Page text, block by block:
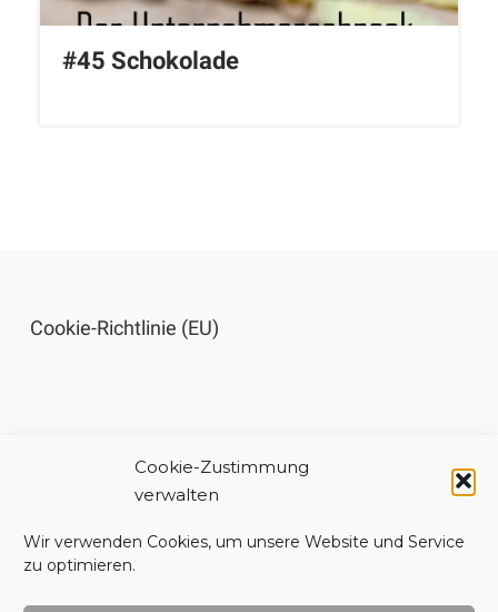
Cookie-Zustimmung
verwalten
Wir verwenden Cookies, um unsere Website und Service
zu optimieren.
#45 Schokolade
Cookie-Richtlinie (EU)